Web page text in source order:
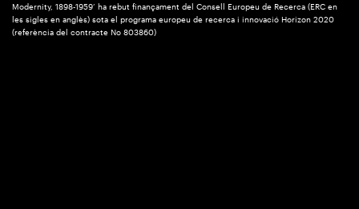
Modernity, 1898-1959’ ha rebut finançament del Consell Europeu de Recerca (ERC en
les sigles en anglès) sota el programa europeu de recerca i innovació Horizon 2020
(referència del contracte No 803860)